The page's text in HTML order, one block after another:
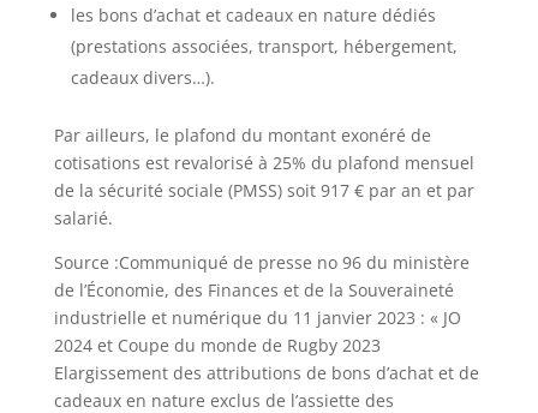
les bons d’achat et cadeaux en nature dédiés
(prestations associées, transport, hébergement,
cadeaux divers…).
Par ailleurs, le plafond du montant exonéré de
cotisations est revalorisé à 25% du plafond mensuel
de la sécurité sociale (PMSS) soit 917 € par an et par
salarié.
Source :Communiqué de presse no 96 du ministère
de l’Économie, des Finances et de la Souveraineté
industrielle et numérique du 11 janvier 2023 : « JO
2024 et Coupe du monde de Rugby 2023
Elargissement des attributions de bons d’achat et de
cadeaux en nature exclus de l’assiette des